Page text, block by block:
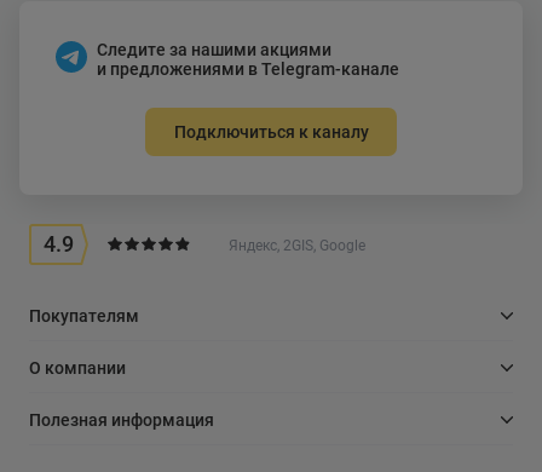
Следите за нашими акциями
и предложениями в Telegram-канале
Подключиться к каналу
4.9 Яндекс, 2GIS, Google
Покупателям
О компании
Полезная информация